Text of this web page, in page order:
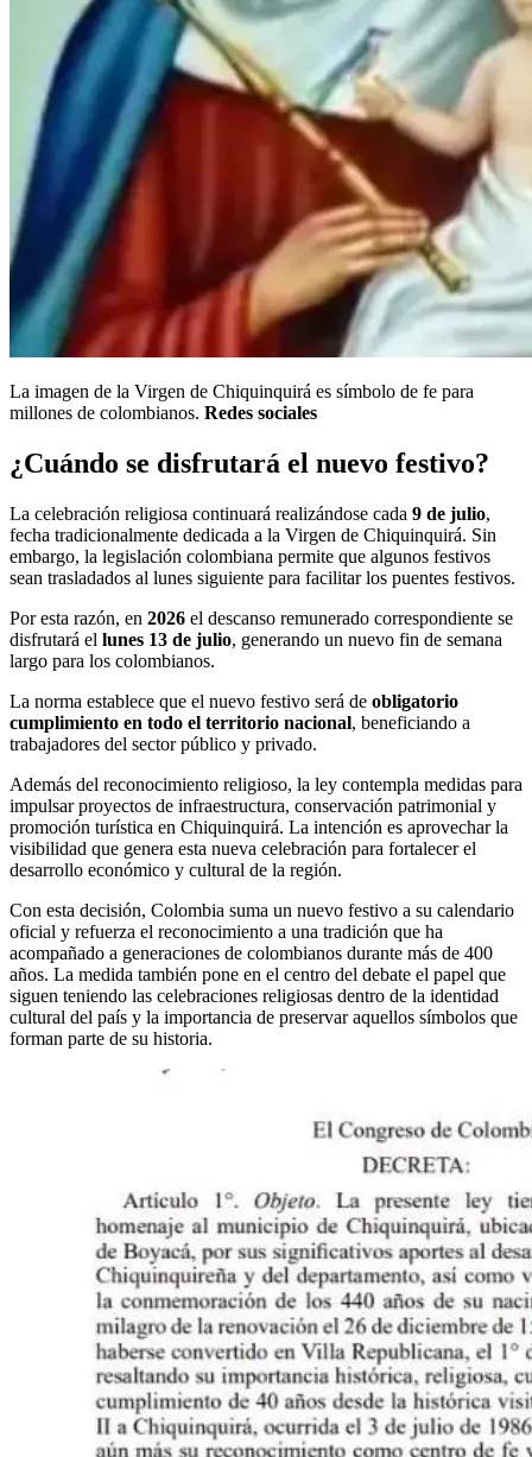
La imagen de la Virgen de Chiquinquirá es símbolo de fe para
millones de colombianos. Redes sociales
¿Cuándo se disfrutará el nuevo festivo?
La celebración religiosa continuará realizándose cada 9 de julio,
fecha tradicionalmente dedicada a la Virgen de Chiquinquirá. Sin
embargo, la legislación colombiana permite que algunos festivos
sean trasladados al lunes siguiente para facilitar los puentes festivos.
Por esta razón, en 2026 el descanso remunerado correspondiente se
disfrutará el lunes 13 de julio, generando un nuevo fin de semana
largo para los colombianos.
La norma establece que el nuevo festivo será de obligatorio
cumplimiento en todo el territorio nacional, beneficiando a
trabajadores del sector público y privado.
Además del reconocimiento religioso, la ley contempla medidas para
impulsar proyectos de infraestructura, conservación patrimonial y
promoción turística en Chiquinquirá. La intención es aprovechar la
visibilidad que genera esta nueva celebración para fortalecer el
desarrollo económico y cultural de la región.
Con esta decisión, Colombia suma un nuevo festivo a su calendario
oficial y refuerza el reconocimiento a una tradición que ha
acompañado a generaciones de colombianos durante más de 400
años. La medida también pone en el centro del debate el papel que
siguen teniendo las celebraciones religiosas dentro de la identidad
cultural del país y la importancia de preservar aquellos símbolos que
forman parte de su historia.